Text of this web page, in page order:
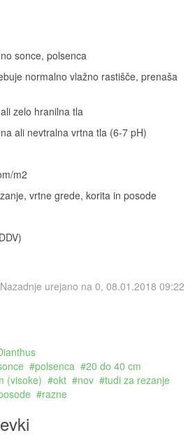
sonce, polsenca
normalno vlažno rastišče, prenaša
zelo hranilna tla
ali nevtralna vrtna tla (6-7 pH)
m2
vrtne grede, korita in posode
Nazadnje urejano na 0, 08.01.2018 09:22
polsenca
20 do 40 cm
(visoke) okt nov
tudi za rezanje
razne